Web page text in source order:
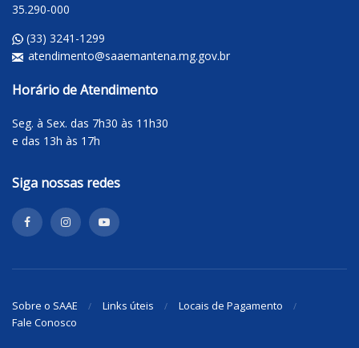
35.290-000
(33) 3241-1299
atendimento@saaemantena.mg.gov.br
Horário de Atendimento
Seg. à Sex. das 7h30 às 11h30
e das 13h às 17h
Siga nossas redes
Sobre o SAAE Links úteis
Locais de Pagamento
Fale Conosco